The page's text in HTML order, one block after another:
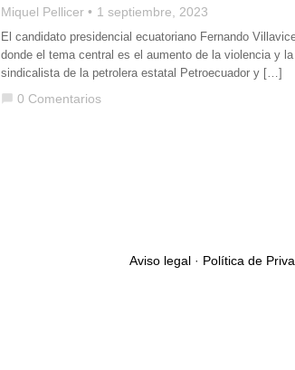
Miquel Pellicer 1 septiembre, 2023
El candidato presidencial ecuatoriano Fernando
donde el tema central es el aumento de la violencia y
sindicalista de la petrolera estatal Petroecuador y […]
chat_bubble 0 Comentarios
Aviso legal· Política de